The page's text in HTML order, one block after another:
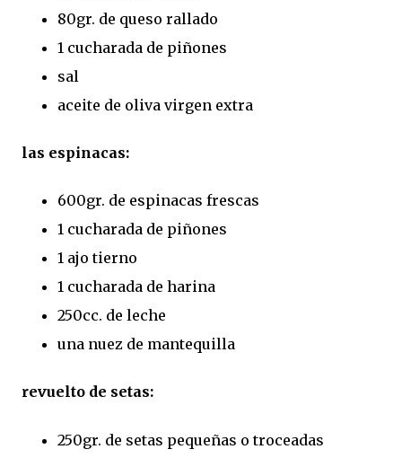
80gr. de queso rallado
1 cucharada de piñones
sal
aceite de oliva virgen extra
las espinacas:
600gr. de espinacas frescas
1 cucharada de piñones
1 ajo tierno
1 cucharada de harina
250cc. de leche
una nuez de mantequilla
revuelto de setas:
250gr. de setas pequeñas o troceadas